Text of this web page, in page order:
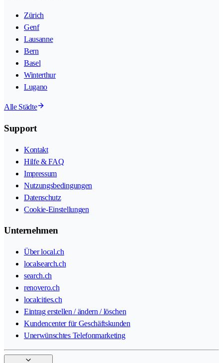
Zürich
Genf
Lausanne
Bern
Basel
Winterthur
Lugano
Alle Städte
Support
Kontakt
Hilfe & FAQ
Impressum
Nutzungsbedingungen
Datenschutz
Cookie-Einstellungen
Unternehmen
Über local.ch
localsearch.ch
search.ch
renovero.ch
localcities.ch
Eintrag erstellen / ändern / löschen
Kundencenter für Geschäftskunden
Unerwünschtes Telefonmarketing